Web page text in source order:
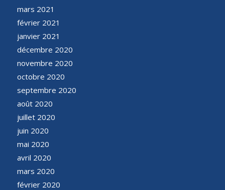
mars 2021
février 2021
janvier 2021
décembre 2020
novembre 2020
octobre 2020
septembre 2020
août 2020
juillet 2020
juin 2020
mai 2020
avril 2020
mars 2020
février 2020